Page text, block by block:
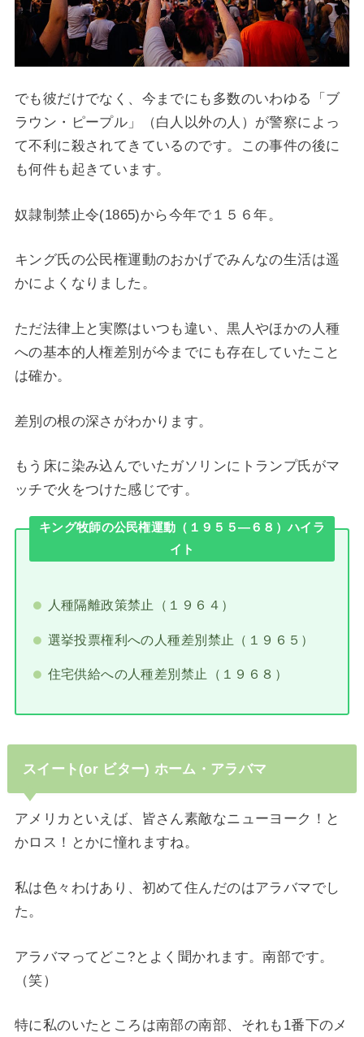
でも彼だけでなく、今までにも多数のいわゆる「ブ
ラウン・ピープル」（白人以外の人）が警察によっ
て不利に殺されてきているのです。この事件の後に
も何件も起きています。
奴隷制禁止令(1865)から今年で１５６年。
キング氏の公民権運動のおかげでみんなの生活は遥
かによくなりました。
ただ法律上と実際はいつも違い、黒人やほかの人種
への基本的人権差別が今までにも存在していたこと
は確か。
差別の根の深さがわかります。
もう床に染み込んでいたガソリンにトランプ氏がマ
ッチで火をつけた感じです。
キング牧師の公民権運動（１９５５―６８）ハイラ
イト
人種隔離政策禁止（１９６４）
選挙投票権利への人種差別禁止（１９６５）
住宅供給への人種差別禁止（１９６８）
スイート(or ビター) ホーム・アラバマ
アメリカといえば、皆さん素敵なニューヨーク！と
かロス！とかに憧れますね。
私は色々わけあり、初めて住んだのはアラバマでし
た。
アラバマってどこ?とよく聞かれます。南部です。
（笑）
特に私のいたところは南部の南部、それも1番下のメ